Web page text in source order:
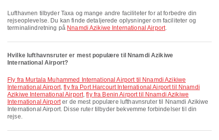
Lufthavnen tilbyder Taxa og mange andre faciliteter for at forbedre din
rejseoplevelse. Du kan finde detaljerede oplysninger om faciliteter og
terminalindretning på Nnamdi Azikiwe International Airport.
Hvilke lufthavnsruter er mest populære til Nnamdi Azikiwe
International Airport?
fly fra Murtala Muhammed International Airport til Nnamdi Azikiwe
International Airport,fly fra Port Harcourt International Airport til Nnamdi
Azikiwe International Airport,fly fra Benin Airport til Nnamdi Azikiwe
International Airporter de mest populære lufthavnsruter til Nnamdi Azikiwe
International Airport. Disse ruter tilbyder bekvemme forbindelser til din
rejse.